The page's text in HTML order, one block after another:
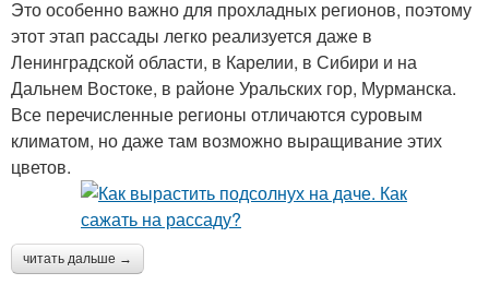
Это особенно важно для прохладных регионов, поэтому
этот этап рассады легко реализуется даже в
Ленинградской области, в Карелии, в Сибири и на
Дальнем Востоке, в районе Уральских гор, Мурманска.
Все перечисленные регионы отличаются суровым
климатом, но даже там возможно выращивание этих
цветов.
читать дальше →